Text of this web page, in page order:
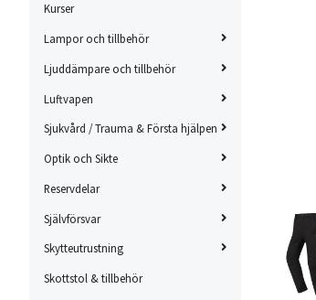
Kurser
Lampor och tillbehör
Ljuddämpare och tillbehör
Luftvapen
Sjukvård / Trauma & Första hjälpen
Optik och Sikte
Reservdelar
Självförsvar
Skytteutrustning
Skottstol & tillbehör